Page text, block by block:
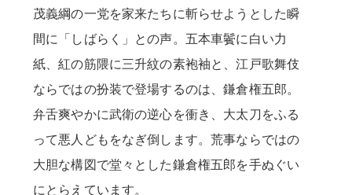
茂義綱の一党を家来たちに斬らせようとした瞬
間に「しばらく」との声。五本車鬢に白い力
紙、紅の筋隈に三升紋の素袍袖と、江戸歌舞伎
ならではの扮装で登場するのは、鎌倉権五郎。
弁舌爽やかに武衛の逆心を衝き、大太刀をふる
って悪人どもをなぎ倒します。荒事ならではの
大胆な構図で堂々とした鎌倉権五郎を手ぬぐい
にとらえています。